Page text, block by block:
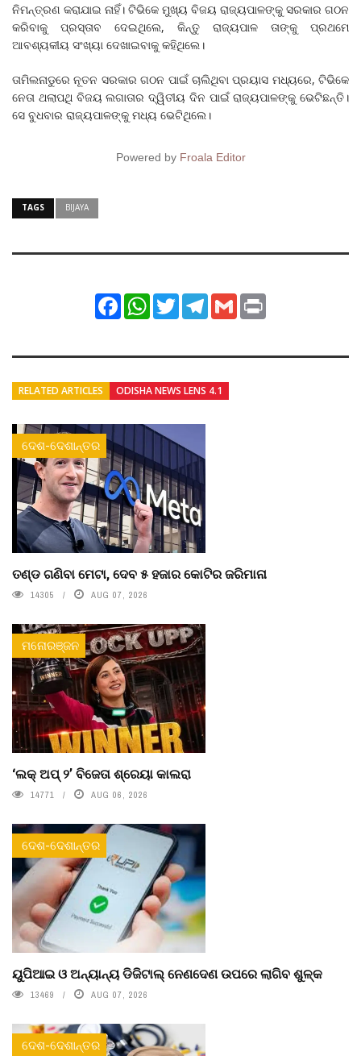
ନିମନ୍ତ୍ରଣ କରାଯାଇ ନାହିଁ। ଟିଭିକେ ମୁଖ୍ୟ ବିଜୟ ରାଜ୍ୟପାଳଙ୍କୁ ସରକାର ଗଠନ
କରିବାକୁ ପ୍ରସ୍ତାବ ଦେଇଥିଲେ, କିନ୍ତୁ ରାଜ୍ୟପାଳ ତାଙ୍କୁ ପ୍ରଥମେ
ଆବଶ୍ୟକୀୟ ସଂଖ୍ୟା ଦେଖାଇବାକୁ କହିଥିଲେ।
ତାମିଲନାଡୁରେ ନୂତନ ସରକାର ଗଠନ ପାଇଁ ଚାଲିଥିବା ପ୍ରୟାସ ମଧ୍ୟରେ, ଟିଭିକେ
ନେତା ଥଲାପଥି ବିଜୟ ଲଗାତାର ଦ୍ୱିତୀୟ ଦିନ ପାଇଁ ରାଜ୍ୟପାଳଙ୍କୁ ଭେଟିଛନ୍ତି।
ସେ ବୁଧବାର ରାଜ୍ୟପାଳଙ୍କୁ ମଧ୍ୟ ଭେଟିଥିଲେ।
Powered by Froala Editor
TAGS BIJAYA
FacebookWhatsApp
TwitterTelegram
Gmail
RELATED ARTICLES ODISHA NEWS LENS 4.1
ଦେଶ-ଦେଶାନ୍ତର
ତଣ୍ଡ ଗଣିବା ମେଟା, ଦେବ ୫ ହଜାର କୋଟିର ଜରିମାନା
14305 AUG 07, 2026
ମନୋରଞ୍ଜନ
‘ଲକ୍ ଅପ୍ ୨’ ବିଜେତା ଶ୍ରେୟା କାଲରା
14771 AUG 06, 2026
ଦେଶ-ଦେଶାନ୍ତର
ୟୁପିଆଇ ଓ ଅନ୍ୟାନ୍ୟ ଡିଜିଟାଲ୍ ନେଣଦେଣ ଉପରେ ଲାଗିବ ଶୁଳ୍କ
13469 AUG 07, 2026
ଦେଶ-ଦେଶାନ୍ତର